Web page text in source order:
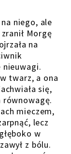
niego, ale
Morgę
na
nieuwagi.
twarz, a ona
się,
równowagę.
mieczem,
lecz
w
z bólu.